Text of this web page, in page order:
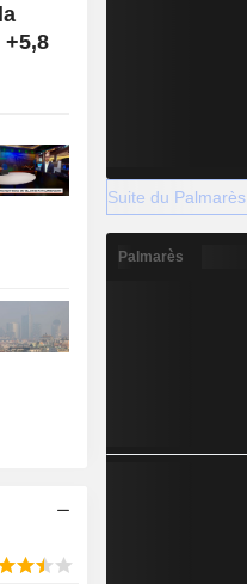
+5,8
Suite du Palmarès
Palmarès